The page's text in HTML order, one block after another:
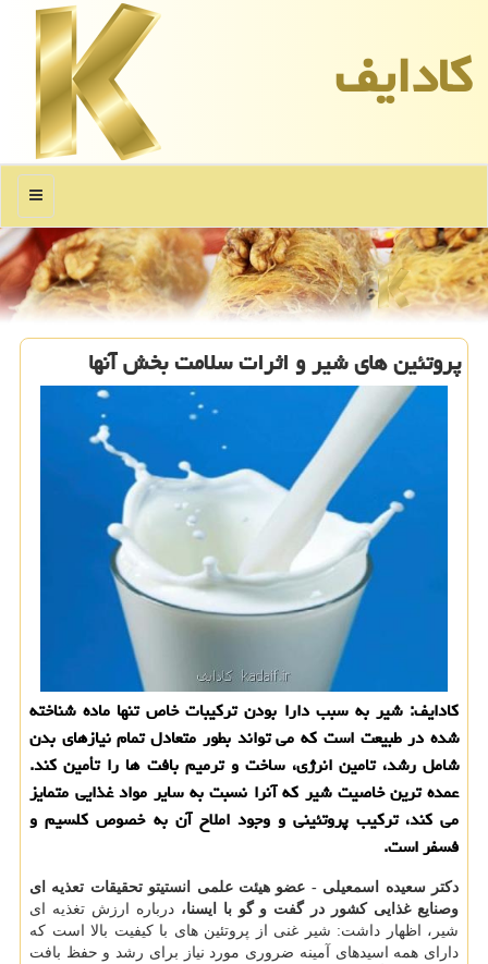
كادایف
منو
پروتئین های شیر و اثرات سلامت بخش آنها
كادایف: شیر به سبب دارا بودن تركیبات خاص تنها ماده شناخته
شده در طبیعت است كه می تواند بطور متعادل تمام نیازهای بدن
شامل رشد، تامین انرژی، ساخت و ترمیم بافت ها را تأمین كند.
عمده ترین خاصیت شیر كه آنرا نسبت به سایر مواد غذایی متمایز
می كند، تركیب پروتئینی و وجود املاح آن به خصوص كلسیم و
فسفر است.
دكتر سعیده اسمعیلی - عضو هیئت علمی انستیتو تحقیقات تعذیه ای
وصنایع غذایی كشور در گفت و گو با ایسنا،درباره ارزش تغذیه ای
شیر، اظهار داشت: شیر غنی از پروتئین های با كیفیت بالا است كه
دارای همه اسیدهای آمینه ضروری مورد نیاز برای رشد و حفظ بافت